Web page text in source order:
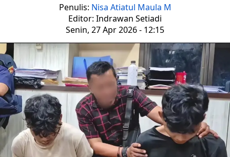
Penulis: Nisa Atiatul Maula M
Editor: Indrawan Setiadi
Senin, 27 Apr 2026 - 12:15